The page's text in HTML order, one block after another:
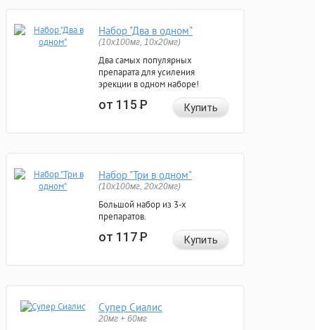
Набор "Два в одном"
(10x100мг, 10x20мг)
Два самых популярных
препарата для усиления
эрекции в одном наборе!
от 115Р Купить
Набор "Три в одном"
(10x100мг, 20x20мг)
Большой набор из 3-х
препаратов.
от 117Р Купить
Супер Сиалис
20мг + 60мг